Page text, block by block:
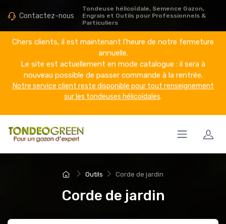
Contactez-nous
Tondeuse hélicoïdale, Semence Gazon,
Engrais et Outils pour Professionnels &
Particuliers
Chers clients, il est maintenant l'heure de notre fermeture
annuelle.
Le site est actuellement en mode catalogue : il sera à
nouveau possible de passer commande à la rentrée.
Notre service client reste disponible pour tout renseignement
sur les tondeuses hélicoïdales.
Outils Corde de jardin
Corde de jardin